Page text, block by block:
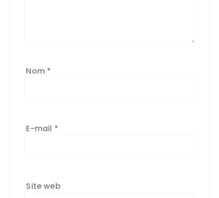
Nom *
E-mail *
Site web